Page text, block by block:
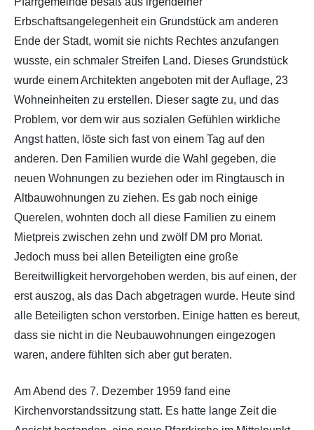
Erbschaftsangelegenheit ein Grundstück am anderen
Ende der Stadt, womit sie nichts Rechtes anzufangen
wusste, ein schmaler Streifen Land. Dieses Grundstück
wurde einem Architekten angeboten mit der Auflage, 23
Wohneinheiten zu erstellen. Dieser sagte zu, und das
Problem, vor dem wir aus sozialen Gefühlen wirkliche
Angst hatten, löste sich fast von einem Tag auf den
anderen. Den Familien wurde die Wahl gegeben, die
neuen Wohnungen zu beziehen oder im Ringtausch in
Altbauwohnungen zu ziehen. Es gab noch einige
Querelen, wohnten doch all diese Familien zu einem
Mietpreis zwischen zehn und zwölf DM pro Monat.
Jedoch muss bei allen Beteiligten eine große
Bereitwilligkeit hervorgehoben werden, bis auf einen, der
erst auszog, als das Dach abgetragen wurde. Heute sind
alle Beteiligten schon verstorben. Einige hatten es bereut,
dass sie nicht in die Neubauwohnungen eingezogen
waren, andere fühlten sich aber gut beraten.
Am Abend des 7. Dezember 1959 fand eine
Kirchenvorstandssitzung statt. Es hatte lange Zeit die